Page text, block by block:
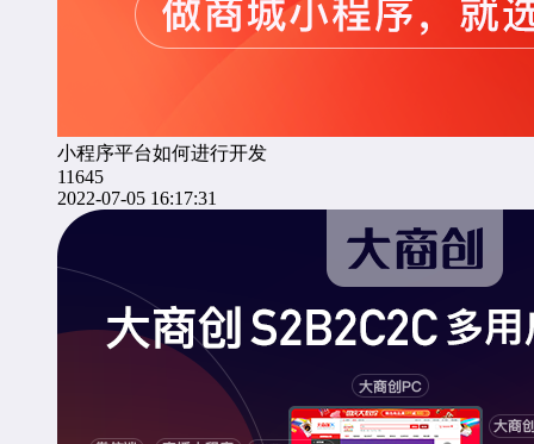
小程序平台如何进行开发
11645
2022-07-05 16:17:31